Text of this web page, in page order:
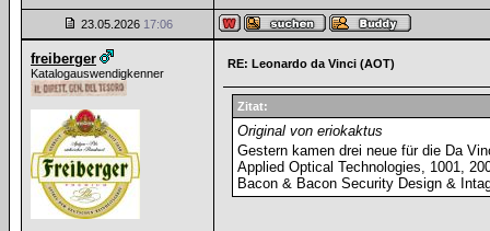
23.05.2026 17:06
freiberger
Katalogauswendigkenner
RE: Leonardo da Vinci (AOT)
Zitat:
Original von eriokaktus
Gestern kamen drei neue für die Da
Applied Optical Technologies, 1001,
Bacon & Bacon Security Design &